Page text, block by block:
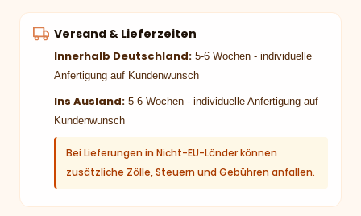
Versand & Lieferzeiten
Innerhalb Deutschland: 5-6 Wochen - individuelle
Anfertigung auf Kundenwunsch
Ins Ausland: 5-6 Wochen - individuelle Anfertigung auf
Kundenwunsch
Bei Lieferungen in Nicht-EU-Länder können
zusätzliche Zölle, Steuern und Gebühren anfallen.